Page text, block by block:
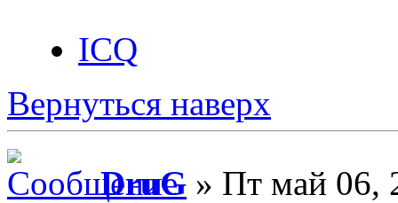
ICQ
Вернуться наверх
DruG » Пт май 06,